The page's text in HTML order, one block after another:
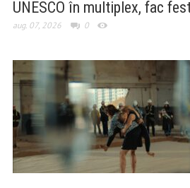
UNESCO în multiplex, fac
aug. 07, 2026 0